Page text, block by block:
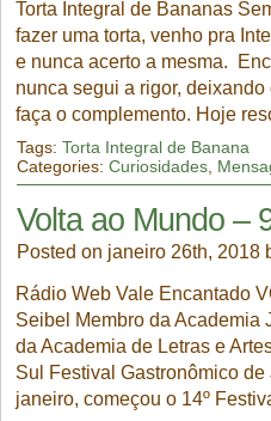
Torta Integral de Bananas
fazer uma torta, venho pra
e nunca acerto a mesma.
nunca segui a rigor,
faça o complemento. Hoje
Tags: Torta Integral de Banana
Categories: Curiosidades,
Volta ao Mundo –
Posted on janeiro 26th, 2018
Rádio Web Vale Encantado
Seibel Membro da Academia
da Academia de Letras e
Sul Festival Gastronômico
janeiro, começou o 14º